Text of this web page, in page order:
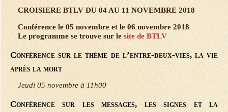
CROISIERE BTLV DU 04 AU 11 NOVEMBRE 2018
Conférence le 05 novembre et le 06 novembre 2018
Le programme se trouve sur le site de BTLV
Conférence sur le thème de l’entre-deux-vies, la vie
après la mort
Jeudi 05 novembre à 11h00
Conférence sur les messages, les signes et la